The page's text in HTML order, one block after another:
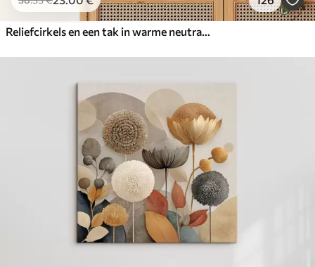
Reliefcirkels en een tak in warme neutrale tinten